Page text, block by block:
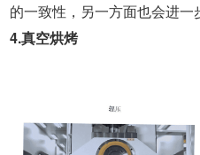
的一致性，另一方面也会进一
4.真空烘烤